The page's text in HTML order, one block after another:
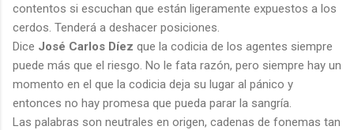
contentos si escuchan que están ligeramente expuestos a los
cerdos. Tenderá a deshacer posiciones.
Dice José Carlos Díez que la codicia de los agentes siempre
puede más que el riesgo. No le fata razón, pero siempre hay un
momento en el que la codicia deja su lugar al pánico y
entonces no hay promesa que pueda parar la sangría.
Las palabras son neutrales en origen, cadenas de fonemas tan